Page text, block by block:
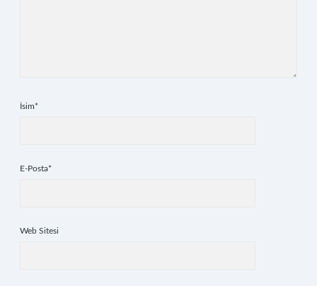
İsim*
E-Posta*
Web Sitesi